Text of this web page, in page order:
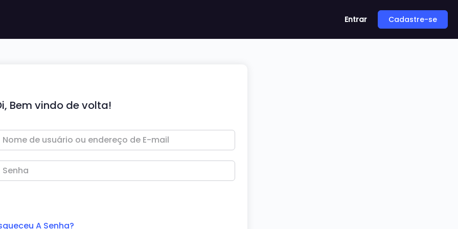
Entrar Cadastre-se
Bem vindo de volta!
A Senha?